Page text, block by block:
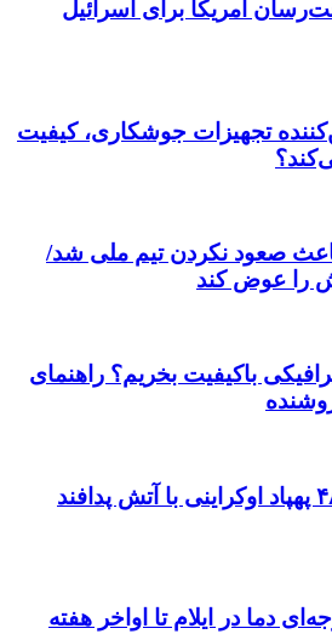
محاسبه هزینه، درآمد و سود با
حمل دریایی به قبل از جنگ
مقابل چین تایپه/ تلاش
فروشگاه کتاب DMDBook | خرید کتاب فانتزی،